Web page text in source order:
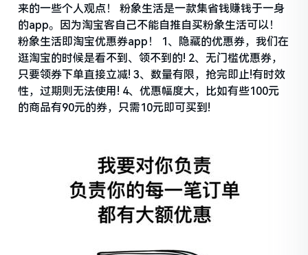
来的一些个人观点！ 粉象生活是一款集省钱赚钱于一身
的app。因为淘宝客自己不能自推自买粉象生活可以！
粉象生活即淘宝优惠券app！ 1、隐藏的优惠券，我们在
逛淘宝的时候是看不到、领不到的! 2、无门槛优惠券，
只要领券下单直接立减! 3、数量有限，抢完即止!有时效
性，过期则无法使用! 4、优惠幅度大，比如有些100元
的商品有90元的券，只需10元即可买到!